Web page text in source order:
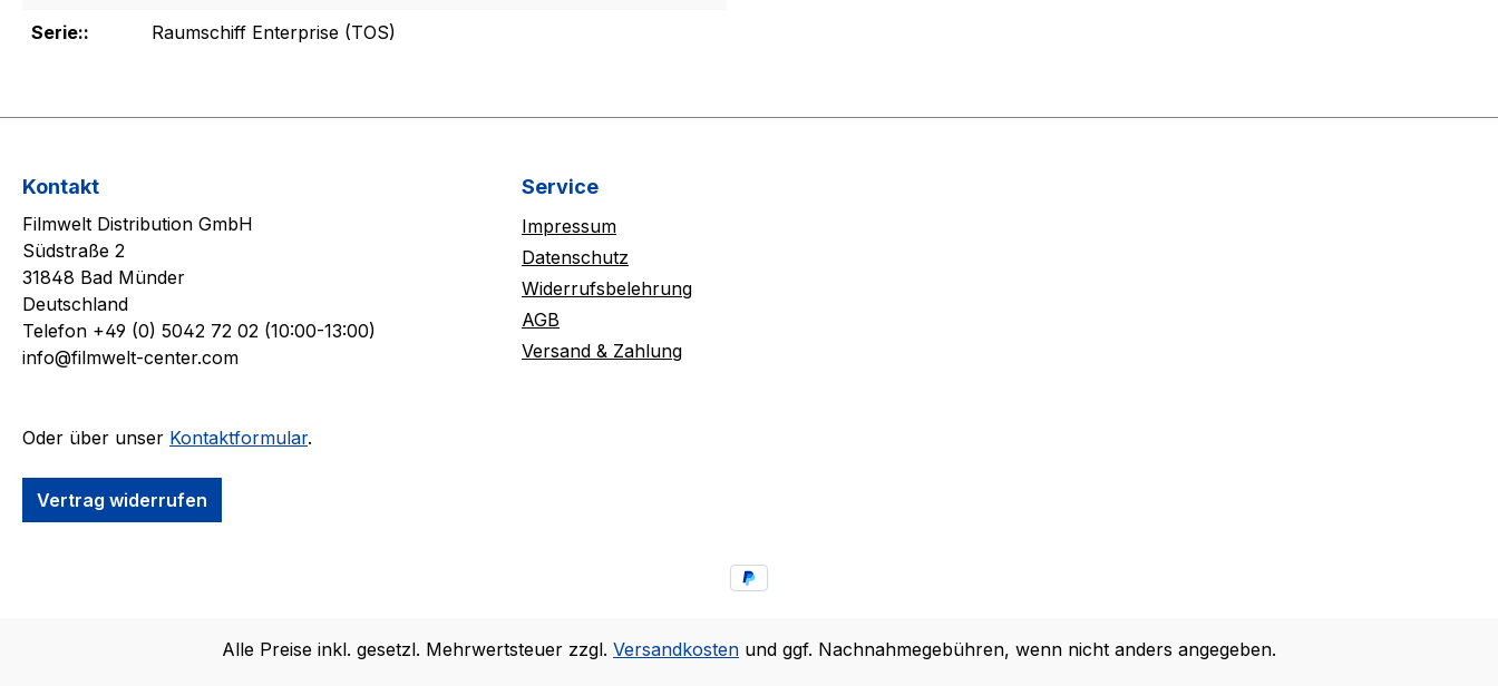
Serie::
Raumschiff Enterprise (TOS)
Kontakt
Filmwelt Distribution GmbH
Südstraße 2
31848 Bad Münder
Deutschland
Telefon +49 (0) 5042 72 02 (10:00-13:00)
info@filmwelt-center.com
Oder über unser Kontaktformular.
Vertrag widerrufen
Service
Impressum
Datenschutz
Widerrufsbelehrung
AGB
Versand & Zahlung
Alle Preise inkl. gesetzl. Mehrwertsteuer zzgl. Versandkosten und ggf. Nachnahmegebühren, wenn nicht anders angegeben.